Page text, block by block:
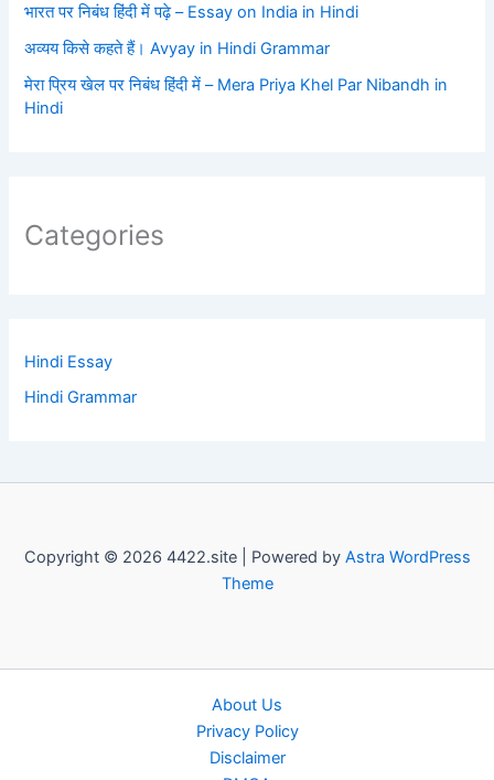
भारत पर निबंध हिंदी में पढ़े – Essay on India in Hindi
अव्यय किसे कहते हैं। Avyay in Hindi Grammar
मेरा प्रिय खेल पर निबंध हिंदी में – Mera Priya Khel Par Nibandh in
Hindi
Categories
Hindi Essay
Hindi Grammar
Copyright © 2026 4422.site | Powered by Astra WordPress
Theme
About Us
Privacy Policy
Disclaimer